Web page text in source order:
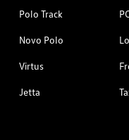
Polo Track
Novo Polo
Virtus
Jetta